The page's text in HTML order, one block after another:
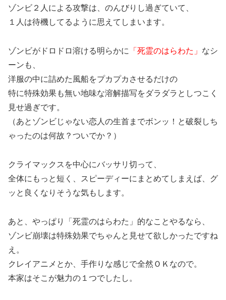
ゾンビ２人による攻撃は、のんびりし過ぎていて、
１人は待機してるように思えてしまいます。
ゾンビがドロドロ溶ける明らかに 「死霊のはらわた」 なシ
ーンも、
洋服の中に詰めた風船をプカプカさせるだけの
特に特殊効果も無い地味な溶解描写をダラダラとしつこく
見せ過ぎです。
（あとゾンビじゃない恋人の生首までボンッ！と破裂しち
ゃったのは何故？ついでか？）
クライマックスを中心にバッサリ切って、
全体にもっと短く、スピーディーにまとめてしまえば、グ
ッと良くなりそうな気もします。
あと、やっぱり「死霊のはらわた」的なことやるなら、
ゾンビ崩壊は特殊効果でちゃんと見せて欲しかったですね
え。
クレイアニメとか、手作りな感じで全然ＯＫなので。
本家はそこが魅力の１つでしたし。